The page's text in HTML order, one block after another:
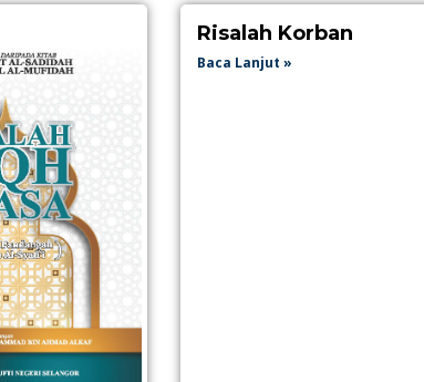
Risalah Korban
Baca Lanjut »